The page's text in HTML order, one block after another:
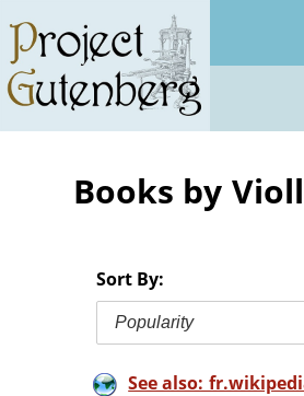
main
content
Books by
Sort By:
Popularity
See also: